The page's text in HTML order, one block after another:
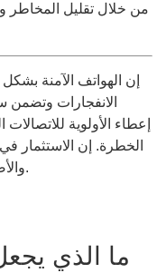
من خلال تقليل المخاطر
إن الهواتف الآمنة
الانفجارات وتضمن
إعطاء الأولوية
الخطرة. إن الاستثمار في
والأصول القيمة والسلامة التشغيلية للمصنع.
ما الذي